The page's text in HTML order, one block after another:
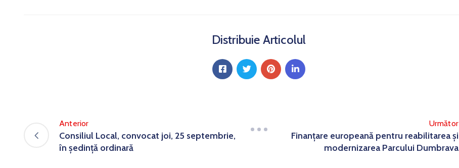
Distribuie Articolul
Anterior
Consiliul Local, convocat joi, 25 septembrie,
în ședință ordinară
Următor
Finanțare europeană pentru reabilitarea și
modernizarea Parcului Dumbrava